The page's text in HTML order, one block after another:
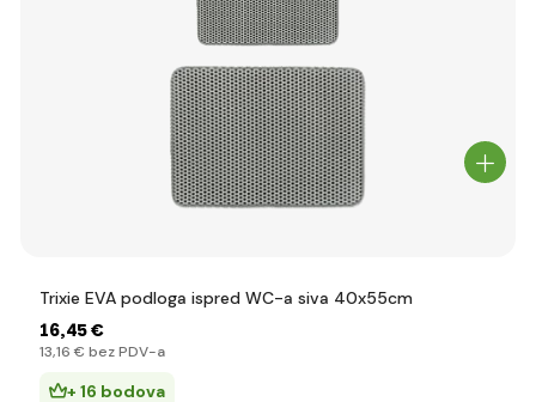
Trixie EVA podloga ispred WC-a siva 40x55cm
16,45 €
13,16 € bez PDV-a
+ 16 bodova